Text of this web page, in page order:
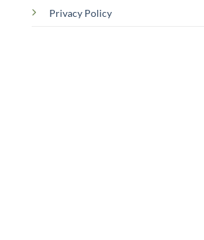
Privacy Policy